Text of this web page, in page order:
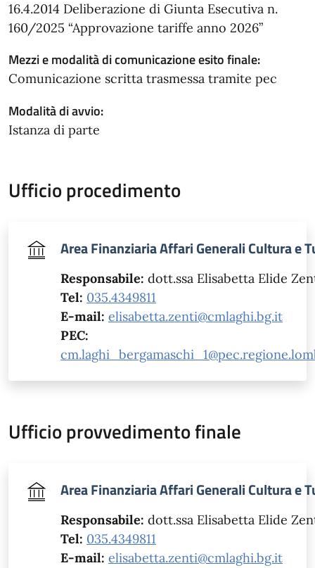
16.4.2014 Deliberazione di Giunta Esecutiva n.
160/2025 “Approvazione tariffe anno 2026”
Mezzi e modalità di comunicazione esito finale:
Comunicazione scritta trasmessa tramite pec
Modalità di avvio:
Istanza di parte
Ufficio procedimento
Area Finanziaria Affari Generali Cultura e
Responsabile:dott.ssa Elisabetta Elide
Tel: 035.4349811
E-mail:elisabetta.zenti@cmlaghi.bg.it
PEC:
Ufficio provvedimento finale
Area Finanziaria Affari Generali Cultura e
Responsabile:dott.ssa Elisabetta Elide
Tel: 035.4349811
E-mail:elisabetta.zenti@cmlaghi.bg.it